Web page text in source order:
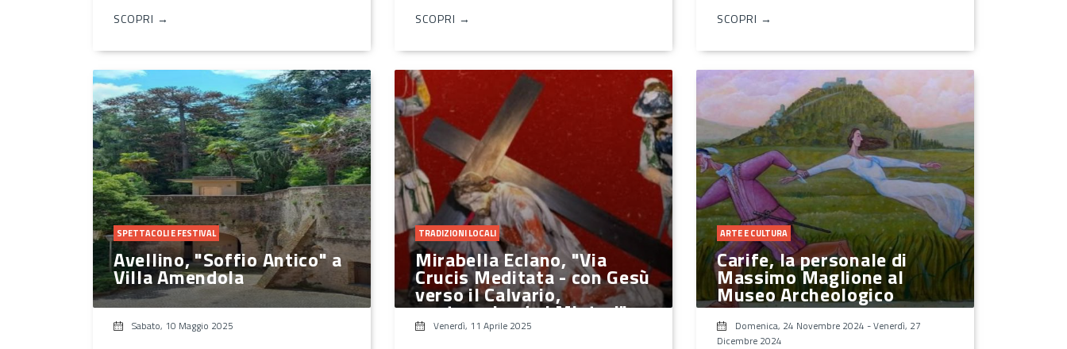
SCOPRI →
SCOPRI →
SCOPRI →
SPETTACOLI E FESTIVAL
Avellino, "Soffio Antico" a
Villa Amendola
Sabato, 10 Maggio 2025
TRADIZIONI LOCALI
Mirabella Eclano, "Via
Crucis Meditata - con Gesù
verso il Calvario,
contemplando i Misteri"
Venerdì, 11 Aprile 2025
ARTE E CULTURA
Carife, la personale di
Massimo Maglione al
Museo Archeologico
Domenica, 24 Novembre 2024 -Venerdì, 27
Dicembre 2024